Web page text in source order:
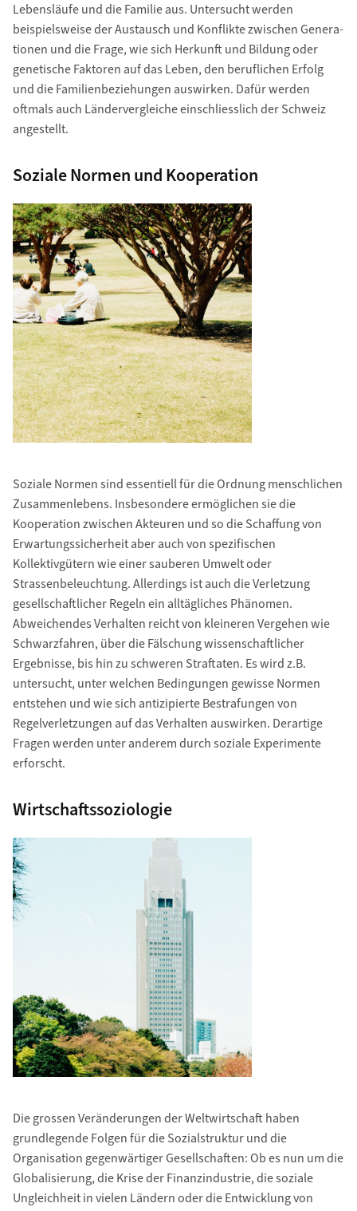
Lebensläufe und die Familie aus. Untersucht werden
beispielsweise der Austausch und Konflikte zwischen Genera­
tionen und die Frage, wie sich Herkunft und Bildung oder
genetische Faktoren auf das Leben, den beruflichen Erfolg
und die Familienbeziehungen auswirken. Dafür werden
oftmals auch Ländervergleiche einschliesslich der Schweiz
angestellt.
Soziale Normen und Kooperation
Soziale Normen sind essentiell für die Ordnung menschlichen
Zusammenlebens. Ins­besondere ermöglichen sie die
Kooperation zwischen Akteuren und so die Schaffung von
Erwartungssicherheit aber auch von spezifischen
Kollektivgütern wie einer sauberen Umwelt oder
Strassenbeleuchtung. Allerdings ist auch die Verletzung
gesellschaftlicher Regeln ein alltägliches Phänomen.
Abweichendes Verhalten reicht von kleineren Vergehen wie
Schwarzfahren, über die Fälschung wissenschaftlicher
Ergebnisse, bis hin zu schweren Straftaten. Es wird z.B.
untersucht, unter welchen Bedingungen gewisse Normen
entstehen und wie sich antizipierte Bestrafungen von
Regelverletzungen auf das Verhalten auswirken. Derartige
Fragen werden unter anderem durch soziale Experimente
erforscht.
Wirtschaftssoziologie
Die grossen Veränderungen der Weltwirtschaft haben
grundlegende Folgen für die Sozial­struktur und die
Organisation gegenwärtiger Gesellschaften: Ob es nun um die
Globali­sierung, die Krise der Finanzindustrie, die soziale
Ungleichheit in vielen Ländern oder die Entwicklung von